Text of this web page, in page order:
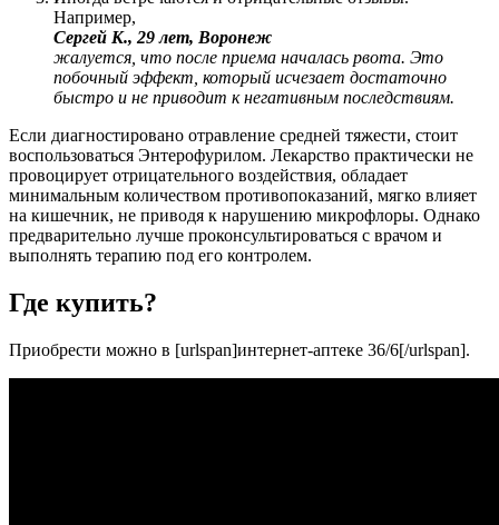
Например,
Сергей К., 29 лет, Воронеж
жалуется, что после приема началась рвота. Это
побочный эффект, который исчезает достаточно
быстро и не приводит к негативным последствиям.
Если диагностировано отравление средней тяжести, стоит
воспользоваться Энтерофурилом. Лекарство практически не
провоцирует отрицательного воздействия, обладает
минимальным количеством противопоказаний, мягко влияет
на кишечник, не приводя к нарушению микрофлоры. Однако
предварительно лучше проконсультироваться с врачом и
выполнять терапию под его контролем.
Где купить?
Приобрести можно в [urlspan]интернет-аптеке 36/6[/urlspan].